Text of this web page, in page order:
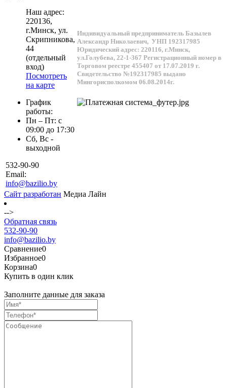
Наш адрес:
220136,
г.Минск, ул.
Скрипникова,
44
(отдельный
вход)
Посмотреть
на карте
График
работы:
Пн – Пт: с
09:00 до 17:30
Сб, Вс -
выходной
532-90-90
Email:
info@bazilio.by
Индивидуальный предприниматель Базылев
Александр Николаевич, УНП 192317985
Юридический адрес: 220116, г.Минск,
ул.Голубева, 22-1-367 Регистрационный номер в
Торговом реестре 455407 от 17.07.2019 г.
Свидетельство №192317985 выдано
Мингорисполкомом 06.08.2014г.
Сайт разработан Медиа Лайн
-->
Обратная связь
532-90-90
info@bazilio.by
Сравнение0
Избранное0
Корзина0
Купить в один клик
Заполните данные для заказа